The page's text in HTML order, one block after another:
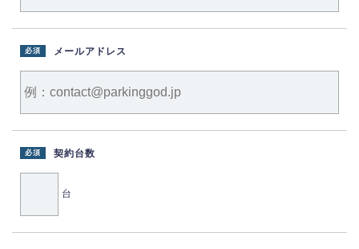
メールアドレス
必須
契約台数
必須
台